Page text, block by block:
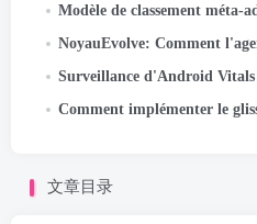
Modèle de classement méta-adaptatif: Plier la courbe de mise à l'échelle
NoyauEvolve: Comment l'agent d'ingénierie de
Surveillance d'Android Vitals
Comment implémenter le glisser-
文章目录